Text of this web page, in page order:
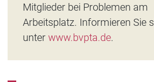
Mitglieder bei Problemen am
Arbeitsplatz. Informieren Sie
unter www.bvpta.de.